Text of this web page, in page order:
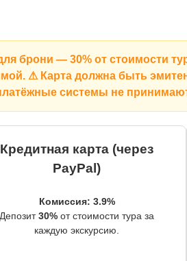
брони — 30% от стоимости
⚠ Карта должна быть
системы не
Кредитная карта (через
PayPal)
Комиссия: 3.9%
Депозит30% от стоимости тура за
каждую экскурсию.